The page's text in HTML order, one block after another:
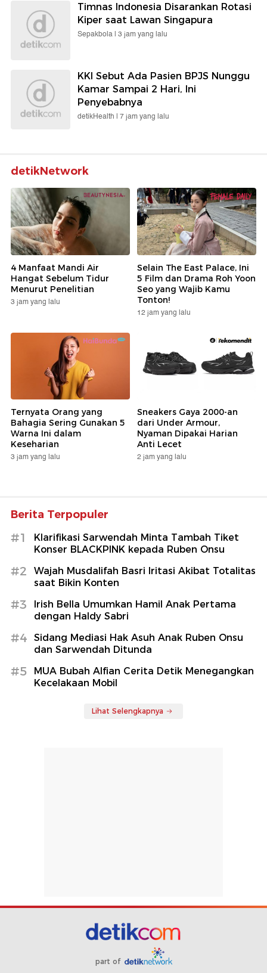
Timnas Indonesia Disarankan Rotasi
Kiper saat Lawan Singapura
Sepakbola | 3 jam yang lalu
KKI Sebut Ada Pasien BPJS Nunggu
Kamar Sampai 2 Hari, Ini
Penyebabnya
detikHealth | 7 jam yang lalu
detikNetwork
4 Manfaat Mandi Air
Hangat Sebelum Tidur
Menurut Penelitian
3 jam yang lalu
Selain The East Palace, Ini
5 Film dan Drama Roh Yoon
Seo yang Wajib Kamu
Tonton!
12 jam yang lalu
Ternyata Orang yang
Bahagia Sering Gunakan 5
Warna Ini dalam
Keseharian
3 jam yang lalu
Sneakers Gaya 2000-an
dari Under Armour,
Nyaman Dipakai Harian
Anti Lecet
2 jam yang lalu
Berita Terpopuler
#1
Klarifikasi Sarwendah Minta Tambah Tiket
Konser BLACKPINK kepada Ruben Onsu
#2
Wajah Musdalifah Basri Iritasi Akibat Totalitas
saat Bikin Konten
#3
Irish Bella Umumkan Hamil Anak Pertama
dengan Haldy Sabri
#4
Sidang Mediasi Hak Asuh Anak Ruben Onsu
dan Sarwendah Ditunda
#5
MUA Bubah Alfian Cerita Detik Menegangkan
Kecelakaan Mobil
Lihat Selengkapnya
part of